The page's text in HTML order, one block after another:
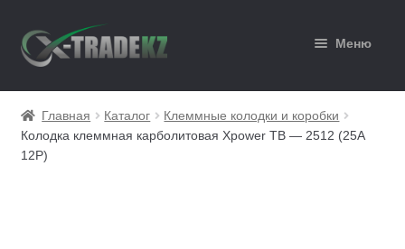
Перейти
к
Перейти
к
Меню
Главная
Каталог
Главная Каталог
Клеммные колодки и коробки
Колодка клеммная карболитовая Xpower TB — 2512 (25A
12P)